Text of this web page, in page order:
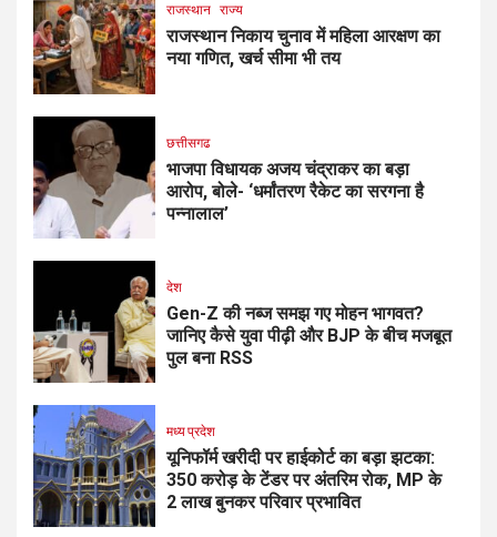
राजस्थान राज्य
राजस्थान निकाय चुनाव में महिला आरक्षण का
नया गणित, खर्च सीमा भी तय
छत्तीसगढ
भाजपा विधायक अजय चंद्राकर का बड़ा
आरोप, बोले- ‘धर्मांतरण रैकेट का सरगना है
पन्नालाल’
देश
Gen-Z की नब्ज समझ गए मोहन भागवत?
जानिए कैसे युवा पीढ़ी और BJP के बीच मजबूत
पुल बना RSS
मध्य प्रदेश
यूनिफॉर्म खरीदी पर हाईकोर्ट का बड़ा झटका:
350 करोड़ के टेंडर पर अंतरिम रोक, MP के
2 लाख बुनकर परिवार प्रभावित